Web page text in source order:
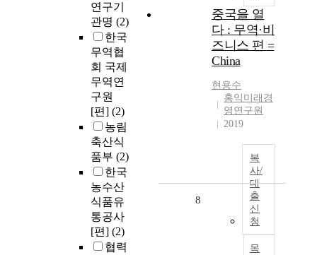
연구기
관명 (2)
한국
무역협
회 국제
무역연
구원
[편] (2)
농림
축산식
품부 (2)
한국
농수산
식품유
통공사
[편] (2)
협력
중국을 열
다 : 무역·비
즈니스 편 =
China
현용수
홍익미래경
영연구원
2019
복
사/
대
출
신
청
목
8